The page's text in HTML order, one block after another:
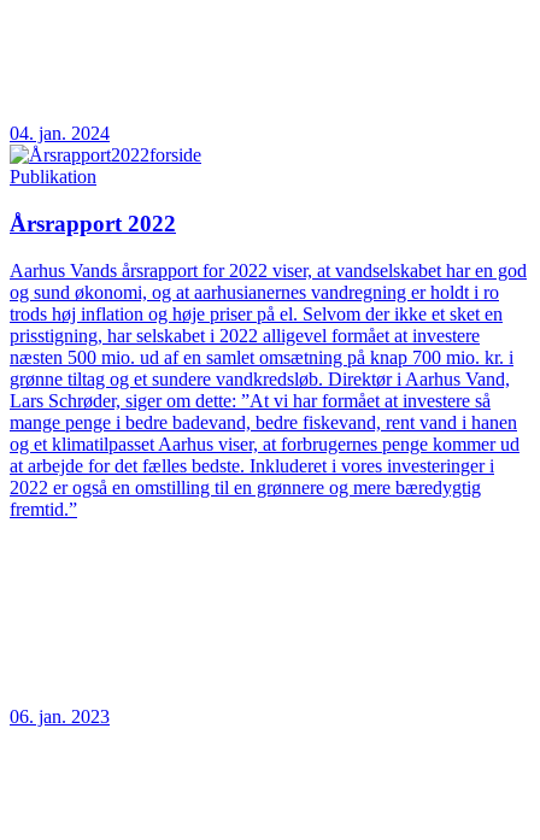
04. jan. 2024
Publikation
Årsrapport 2022
Aarhus Vands årsrapport for 2022 viser, at vandselskabet har en god
og sund økonomi, og at aarhusianernes vandregning er holdt i ro
trods høj inflation og høje priser på el. Selvom der ikke et sket en
prisstigning, har selskabet i 2022 alligevel formået at investere
næsten 500 mio. ud af en samlet omsætning på knap 700 mio. kr. i
grønne tiltag og et sundere vandkredsløb. Direktør i Aarhus Vand,
Lars Schrøder, siger om dette: ”At vi har formået at investere så
mange penge i bedre badevand, bedre fiskevand, rent vand i hanen
og et klimatilpasset Aarhus viser, at forbrugernes penge kommer ud
at arbejde for det fælles bedste. Inkluderet i vores investeringer i
2022 er også en omstilling til en grønnere og mere bæredygtig
fremtid.”
06. jan. 2023